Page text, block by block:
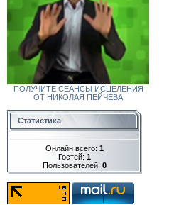
ПОЛУЧИТЕ СЕАНСЫ ИСЦЕЛЕНИЯ
ОТ НИКОЛАЯ ПЕЙЧЕВА
Статистика
Онлайн всего: 1
Гостей: 1
Пользователей: 0